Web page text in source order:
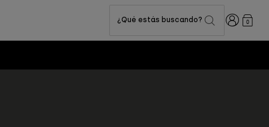
¿Qué estás buscando? Iniciar0